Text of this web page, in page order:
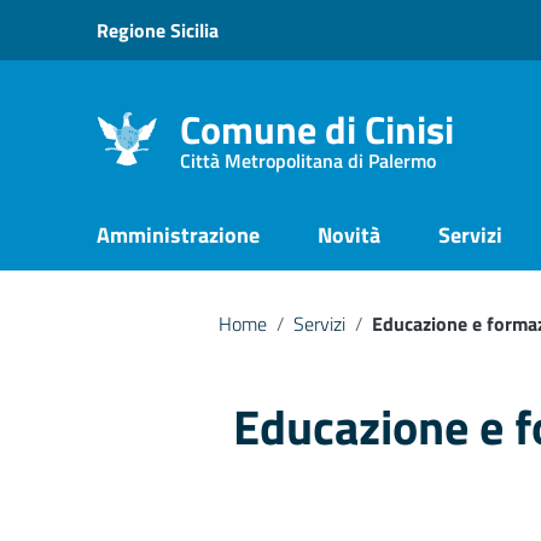
Vai ai contenuti
Vai al menu di navigazione
Regione Sicilia
Comune di Cinisi
Città Metropolitana di Palermo
Amministrazione Novità Servizi
Home / Servizi / Educazione e
Educazione e